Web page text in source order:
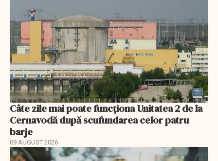
Câte zile mai poate funcționa Unitatea 2 de la
Cernavodă după scufundarea celor patru
barje
09 AUGUST 2026